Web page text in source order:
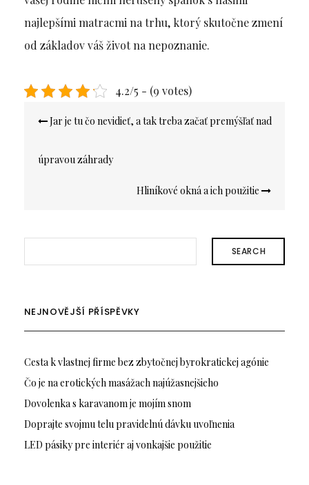
najlepšími matracmi na trhu, ktorý skutočne zmení
od základov váš život na nepoznanie.
4.2/5 - (9 votes)
proJar je tu čo nevidieť, a tak treba začať premýšľať nad
úpravou záhrady
Hliníkové okná a ich použitie
SEARCH
NEJNOVĚJŠÍ PŘÍSPĚVKY
Cesta k vlastnej firme bez zbytočnej byrokratickej agónie
Čo je na erotických masážach najúžasnejšieho
Dovolenka s karavanom je mojím snom
Doprajte svojmu telu pravidelnú dávku uvoľnenia
LED pásiky pre interiér aj vonkajšie použitie